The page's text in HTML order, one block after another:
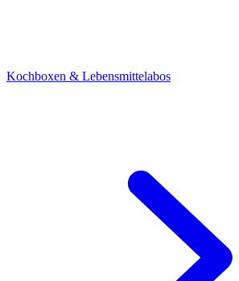
Kochboxen & Lebensmittelabos